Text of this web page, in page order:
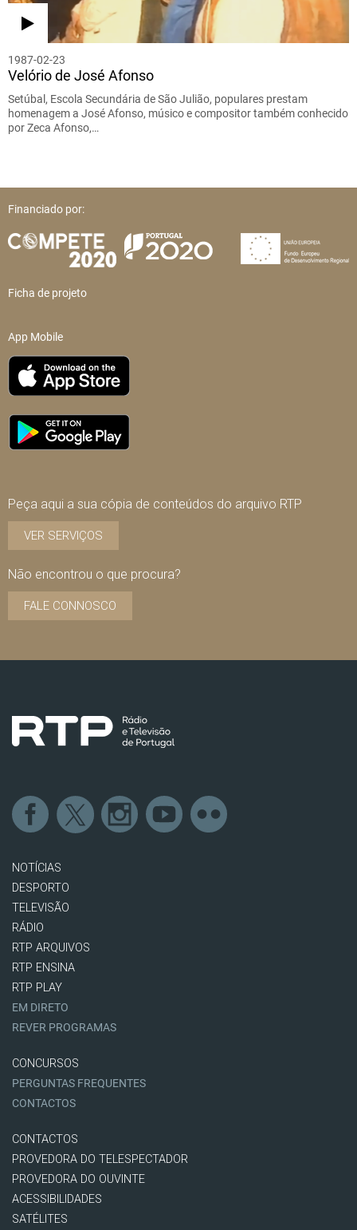
1987-02-23
Velório de José Afonso
Setúbal, Escola Secundária de São Julião, populares prestam
homenagem a José Afonso, músico e compositor também conhecido
por Zeca Afonso,…
Financiado por:
Ficha de projeto
App Mobile
Peça aqui a sua cópia de conteúdos do arquivo RTP
VER SERVIÇOS
Não encontrou o que procura?
FALE CONNOSCO
NOTÍCIAS
DESPORTO
TELEVISÃO
RÁDIO
RTP ARQUIVOS
RTP ENSINA
RTP PLAY
EM DIRETO
REVER PROGRAMAS
CONCURSOS
PERGUNTAS FREQUENTES
CONTACTOS
CONTACTOS
PROVEDORA DO TELESPECTADOR
PROVEDORA DO OUVINTE
ACESSIBILIDADES
SATÉLITES